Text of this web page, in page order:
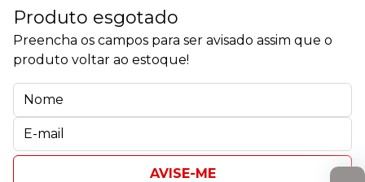
Produto esgotado
Preencha os campos para ser avisado assim que o
produto voltar ao estoque!
AVISE-ME